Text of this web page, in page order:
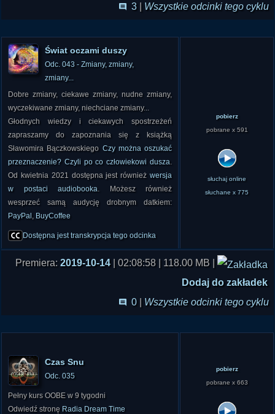
3
Wszystkie odcinki tego cyklu
Świat oczami duszy
Odc. 043 - Zmiany, zmiany,
zmiany...
Dobre zmiany, ciekawe zmiany, nudne zmiany,
wyczekiwane zmiany, niechciane zmiany...
Głodnych wiedzy i ciekawych spostrzeżeń
zapraszamy do zapoznania się z książką
Sławomira Bączkowskiego Czy można oszukać
przeznaczenie? Czyli po co człowiekowi dusza
Od kwietnia 2021 dostępna jest również wersja
w postaci audiobooka . Możesz również
wesprzeć samą audycję drobnym datkiem:
PayPal BuyCoffee
Dostępna jest transkrypcja tego odcinka
pobierz
pobrane x 591
słuchaj online
słuchane x 775
Premiera: 2019-10-14 | 02:08:58 | 118.00 MB |
Dodaj do zakładek
0
Wszystkie odcinki tego cyklu
Czas Snu
Odc. 035
Pełny kurs OOBE w 9 tygodni
Odwiedź stronę Radia Dream Time
pobierz
pobrane x 663